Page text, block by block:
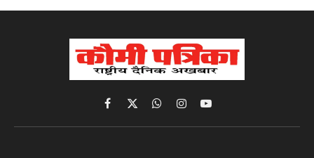
Facebook
X
(Twitter)
WhatsApp
InstagramYouTube